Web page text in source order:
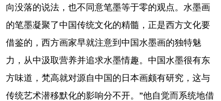
向没落的说法，也不同意笔墨等于零的观点。水墨画
的笔墨凝聚了中国传统文化的精髓，正是西方文化要
借鉴的，西方画家早就注意到中国水墨画的独特魅
力，从中汲取营养并追求水墨情趣。中国水墨很有东
方味道，梵高就对源自中国的日本画颇有研究，这与
传统艺术潜移默化的影响分不开。”他自觉而系统地借